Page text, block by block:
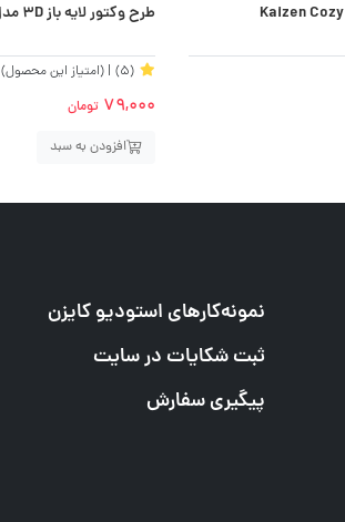
قالب آماده ی پلنر روزانه مدل Kaizen Cozy
طرح وکتور لایه باز 3D مدل ماه رمضان کد ۰۰۳
(5) | (امتیاز این محصول)
79,000 تومان
افزودن به سبد
نمونه‌کارهای استودیو کایزن
ثبت شکایات در سایت
پیگیری سفارش